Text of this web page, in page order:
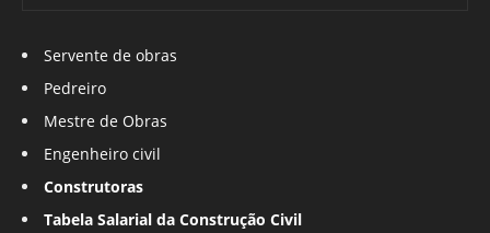
Servente de obras
Pedreiro
Mestre de Obras
Engenheiro civil
Construtoras
Tabela Salarial da Construção Civil